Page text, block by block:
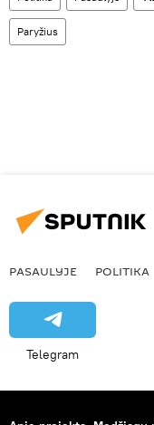
Paryžius
PASAULYJE POLITIKA
Telegram